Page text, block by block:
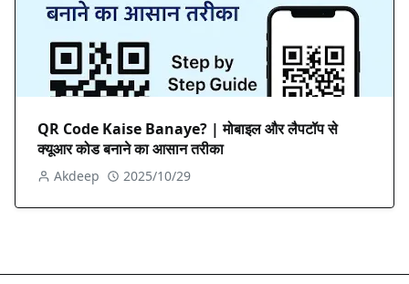
QR Code Kaise Banaye? | मोबाइल और लैपटॉप से
क्यूआर कोड बनाने का आसान तरीका
Akdeep 2025/10/29